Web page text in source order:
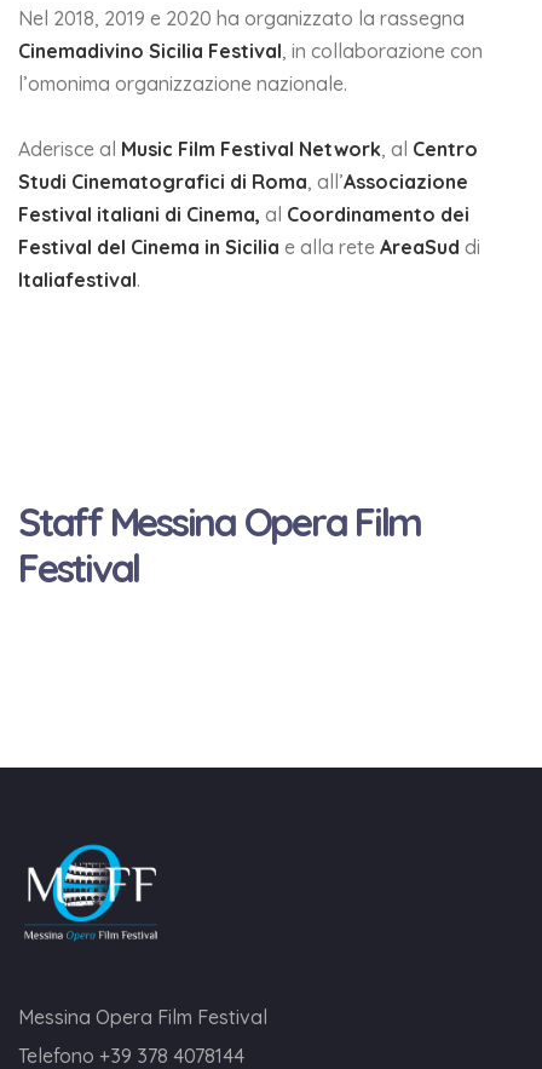
Nel 2018, 2019 e 2020 ha organizzato la rassegna
Cinemadivino Sicilia Festival, in collaborazione con
l’omonima organizzazione nazionale.
Aderisce al Music Film Festival Network, al Centro
Studi Cinematografici di Roma, all’Associazione
Festival italiani di Cinema, al Coordinamento dei
Festival del Cinema in Sicilia e alla rete AreaSud di
Italiafestival.
Staff Messina Opera Film
Festival
Messina Opera Film Festival
Telefono +39 378 4078144